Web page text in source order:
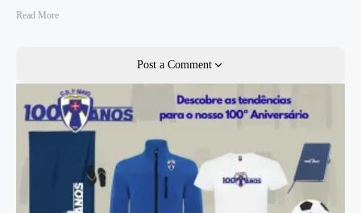
Read More
Post a Comment